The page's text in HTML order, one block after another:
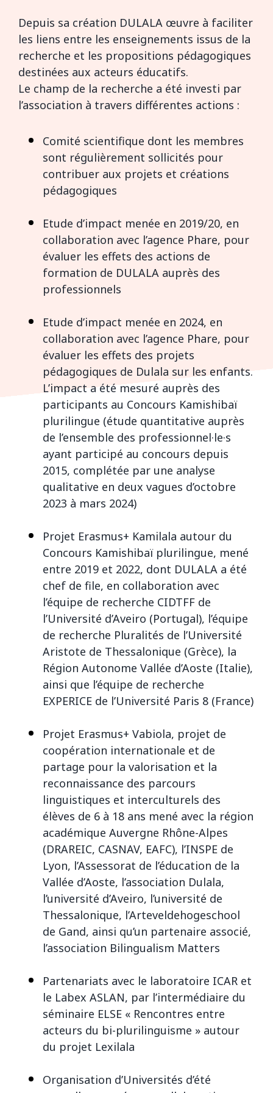
Depuis sa création DULALA œuvre à faciliter
les liens entre les enseignements issus de la
recherche et les propositions pédagogiques
destinées aux acteurs éducatifs.
Le champ de la recherche a été investi par
l’association à travers différentes actions :
Comité scientifique dont les membres
sont régulièrement sollicités pour
contribuer aux projets et créations
pédagogiques
Etude d’impact menée en 2019/20, en
collaboration avec l’agence Phare, pour
évaluer les effets des actions de
formation de DULALA auprès des
professionnels
Etude d’impact menée en 2024, en
collaboration avec l’agence Phare, pour
évaluer les effets des projets
pédagogiques de Dulala sur les enfants.
L’impact a été mesuré auprès des
participants au Concours Kamishibaï
plurilingue (étude quantitative auprès
de l’ensemble des professionnel·le·s
ayant participé au concours depuis
2015, complétée par une analyse
qualitative en deux vagues d’octobre
2023 à mars 2024)
Projet Erasmus+ Kamilala autour du
Concours Kamishibaï plurilingue, mené
entre 2019 et 2022, dont DULALA a été
chef de file, en collaboration avec
l’équipe de recherche CIDTFF de
l’Université d’Aveiro (Portugal), l’équipe
de recherche Pluralités de l’Université
Aristote de Thessalonique (Grèce), la
Région Autonome Vallée d’Aoste (Italie),
ainsi que l’équipe de recherche
EXPERICE de l’Université Paris 8 (France)
Projet Erasmus+ Vabiola, projet de
coopération internationale et de
partage pour la valorisation et la
reconnaissance des parcours
linguistiques et interculturels des
élèves de 6 à 18 ans mené avec la région
académique Auvergne Rhône-Alpes
(DRAREIC, CASNAV, EAFC), l’INSPE de
Lyon, l’Assessorat de l’éducation de la
Vallée d’Aoste, l’association Dulala,
l’université d’Aveiro, l’université de
Thessalonique, l’Arteveldehogeschool
de Gand, ainsi qu’un partenaire associé,
l’association Bilingualism Matters
Partenariats avec le laboratoire ICAR et
le Labex ASLAN, par l’intermédiaire du
séminaire ELSE « Rencontres entre
acteurs du bi-plurilinguisme » autour
du projet Lexilala
Organisation d’Universités d’été